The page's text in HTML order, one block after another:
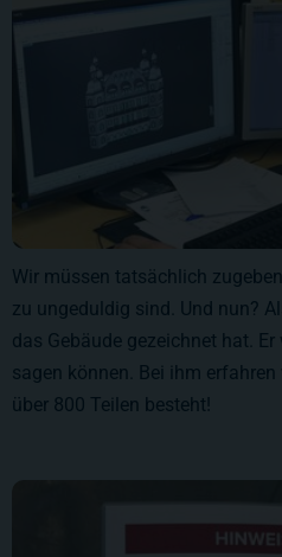
Wir müssen tatsächlich
zu ungeduldig sind. Und nun?
das Gebäude gezeichnet hat.
sagen können. Bei ihm
über 800 Teilen besteht!